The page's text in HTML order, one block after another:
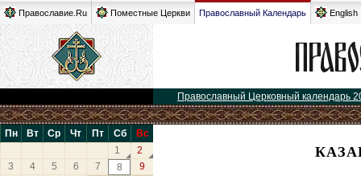
Православие.Ru Поместные Церкви Православный Календарь English
Православный Церковный календарь
Пн Вт Ср Чт Пт Сб
Вс
1
2
3
4 5 6 7 8
9